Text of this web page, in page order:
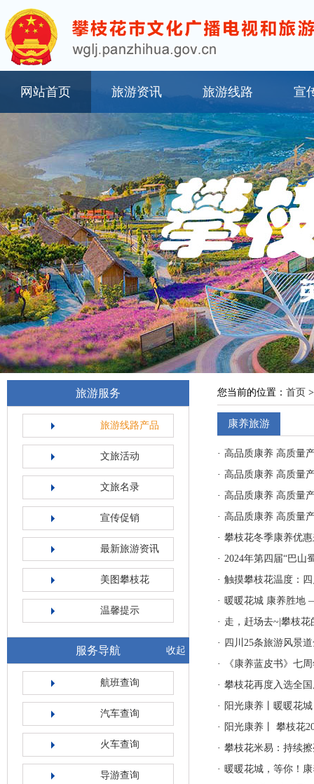
网站首页 旅游资讯 旅游线路 宣
旅游服务
旅游线路产品
文旅活动
文旅名录
宣传促销
最新旅游资讯
美图攀枝花
温馨提示
服务导航 收起
航班查询
汽车查询
火车查询
导游查询
您当前的位置： 首页
康养旅游
· 高品质康养 高质量
· 高品质康养 高质量
· 高品质康养 高质量
· 高品质康养 高质量
· 攀枝花冬季康养优
· 2024年第四届“巴山
· 触摸攀枝花温度：
· 暖暖花城 康养胜地
· 走，赶场去~|攀枝
· 四川25条旅游风景
·
《康养蓝皮书》七
· 攀枝花再度入选全
· 阳光康养丨暖暖花
· 阳光康养丨 攀枝花
· 攀枝花米易：持续
· 暖暖花城，等你！